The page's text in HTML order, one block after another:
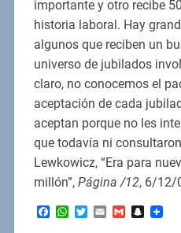
importante y otro recibe
historia laboral. Hay
algunos que reciben un
universo de jubilados
claro, no conocemos el
aceptación de cada
aceptan porque no les
que todavía ni
Lewkowicz, “Era para
millón”, Página /12, 6/12/
Facebook
WhatsApp
Twitter
EmailGmail